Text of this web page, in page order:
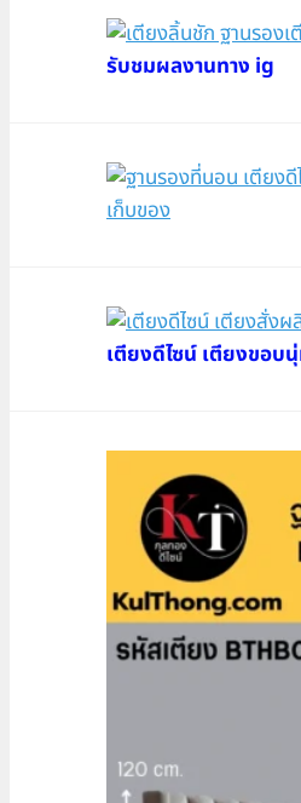
รับชมผลงานทาง ig
เตียงดีไซน์ เตียงขอบ